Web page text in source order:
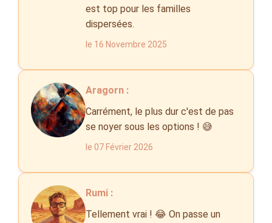
est top pour les familles
dispersées.
le 16 Novembre 2025
Aragorn :
Carrément, le plus dur c'est de pas
se noyer sous les options ! 😅
le 07 Février 2026
Rumi :
Tellement vrai ! 😂 On passe un